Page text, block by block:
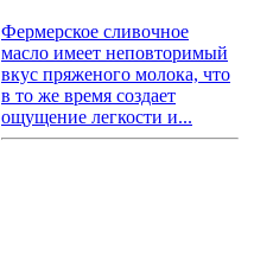
Фермерское сливочное
масло имеет неповторимый
вкус пряженого молока, что
в то же время создает
ощущение легкости и...